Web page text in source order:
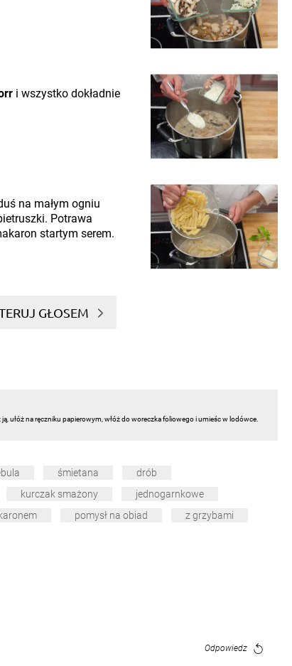
i wszystko dokładnie
na małym ogniu
Potrawa
startym serem.
GŁOSEM
ułóż na ręczniku papierowym, włóż do woreczka foliowego i umieśc w lodówce.
śmietana
drób
kurczak smażony
jednogarnkowe
pomysł na obiad z grzybami
Odpowiedz